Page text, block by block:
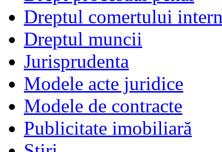
Dreptul comertului
Dreptul muncii
Jurisprudenta
Modele acte juridice
Modele de contracte
Publicitate imobiliară